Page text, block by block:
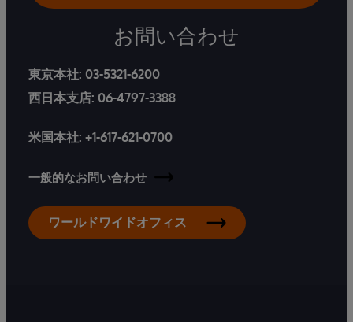
お問い合わせ
東京本社: 03-5321-6200
西日本支店: 06-4797-3388
米国本社: +1-617-621-0700
一般的なお問い合わせ
ワールドワイドオフィス